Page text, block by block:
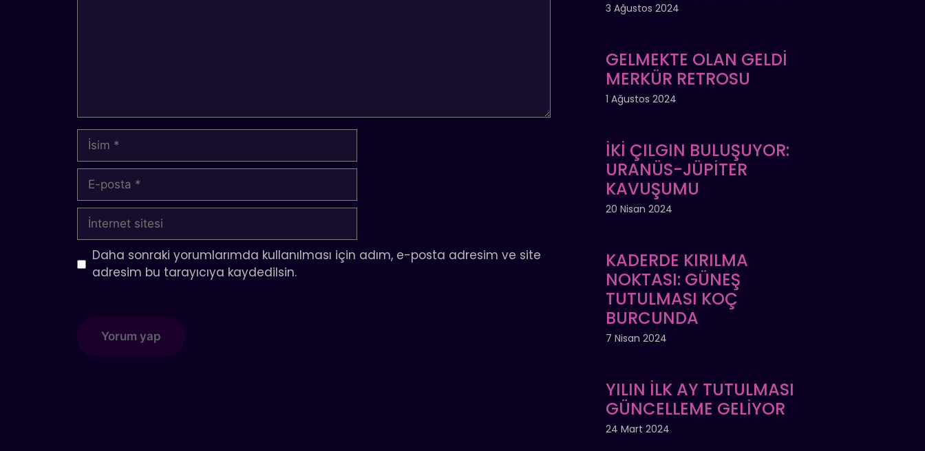
İsim
posta
İnternet
sitesi
Daha sonraki yorumlarımda kullanılması için adım, e-posta adresim ve site
adresim bu tarayıcıya kaydedilsin.
3 Ağustos 2024
GELMEKTE OLAN GELDİ
MERKÜR RETROSU
1 Ağustos 2024
İKİ ÇILGIN BULUŞUYOR:
URANÜS-JÜPİTER
KAVUŞUMU
20 Nisan 2024
KADERDE KIRILMA
NOKTASI: GÜNEŞ
TUTULMASI KOÇ
BURCUNDA
7 Nisan 2024
YILIN İLK AY TUTULMASI
GÜNCELLEME GELİYOR
24 Mart 2024